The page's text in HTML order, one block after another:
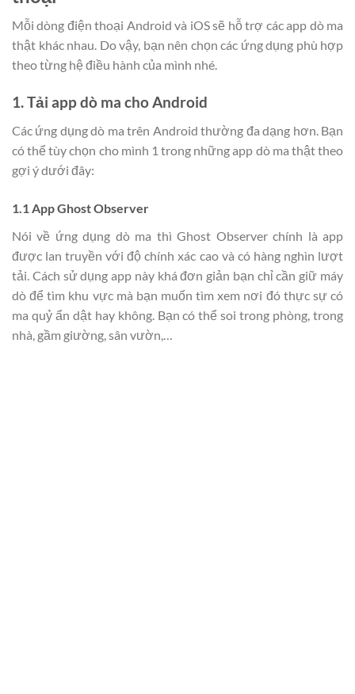
Mỗi dòng điện thoại Android và iOS sẽ hỗ trợ các app dò ma
thật khác nhau. Do vậy, bạn nên chọn các ứng dụng phù hợp
theo từng hệ điều hành của mình nhé.
1. Tải app dò ma cho Android
Các ứng dụng dò ma trên Android thường đa dạng hơn. Bạn
có thể tùy chọn cho mình 1 trong những app dò ma thật theo
gợi ý dưới đây:
1.1 App Ghost Observer
Nói về ứng dụng dò ma thì Ghost Observer chính là app
được lan truyền với độ chính xác cao và có hàng nghìn lượt
tải. Cách sử dụng app này khá đơn giản bạn chỉ cần giữ máy
dò để tìm khu vực mà bạn muốn tìm xem nơi đó thực sự có
ma quỷ ẩn dật hay không. Bạn có thể soi trong phòng, trong
nhà, gầm giường, sân vườn,…